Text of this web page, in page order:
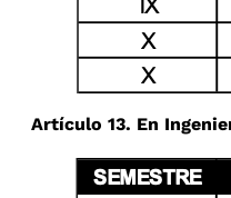
Artículo 13. En